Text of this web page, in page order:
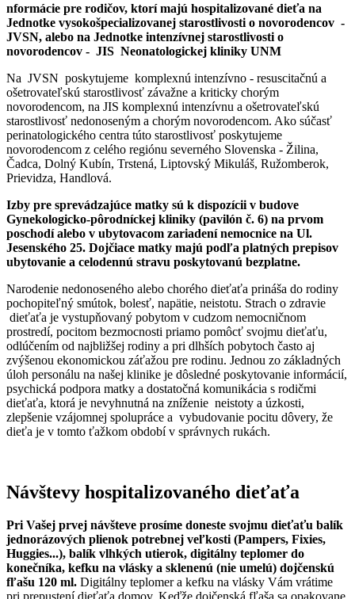
nformácie pre rodičov, ktorí majú hospitalizované dieťa na
Jednotke vysokošpecializovanej starostlivosti o novorodencov -
JVSN, alebo na Jednotke intenzívnej starostlivosti o
novorodencov - JIS Neonatologickej kliniky UNM
Na JVSN poskytujeme komplexnú intenzívno - resuscitačnú a
ošetrovateľskú starostlivosť závažne a kriticky chorým
novorodencom, na JIS komplexnú intenzívnu a ošetrovateľskú
starostlivosť nedonoseným a chorým novorodencom. Ako súčasť
perinatologického centra túto starostlivosť poskytujeme
novorodencom z celého regiónu severného Slovenska - Žilina,
Čadca, Dolný Kubín, Trstená, Liptovský Mikuláš, Ružomberok,
Prievidza, Handlová.
Izby pre sprevádzajúce matky sú k dispozícii v budove
Gynekologicko-pôrodníckej kliniky (pavilón č. 6) na prvom
poschodí alebo v ubytovacom zariadení nemocnice na Ul.
Jesenského 25. Dojčiace matky majú podľa platných prepisov
ubytovanie a celodennú stravu poskytovanú bezplatne.
Narodenie nedonoseného alebo chorého dieťaťa prináša do rodiny
pochopiteľný smútok, bolesť, napätie, neistotu. Strach o zdravie
dieťaťa je vystupňovaný pobytom v cudzom nemocničnom
prostredí, pocitom bezmocnosti priamo pomôcť svojmu dieťaťu,
odlúčením od najbližšej rodiny a pri dlhších pobytoch často aj
zvýšenou ekonomickou záťažou pre rodinu. Jednou zo základných
úloh personálu na našej klinike je dôsledné poskytovanie informácií,
psychická podpora matky a dostatočná komunikácia s rodičmi
dieťaťa, ktorá je nevyhnutná na zníženie neistoty a úzkosti,
zlepšenie vzájomnej spolupráce a vybudovanie pocitu dôvery, že
dieťa je v tomto ťažkom období v správnych rukách.
Návštevy hospitalizovaného dieťaťa
Pri Vašej prvej návšteve prosíme doneste svojmu dieťaťu balík
jednorázových plienok potrebnej veľkosti (Pampers, Fixies,
Huggies...), balík vlhkých utierok, digitálny teplomer do
konečníka, kefku na vlásky a sklenenú (nie umelú) dojčenskú
fľašu 120 ml. Digitálny teplomer a kefku na vlásky Vám vrátime